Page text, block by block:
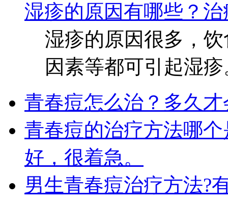
湿疹的原因有哪些？治
湿疹的原因很多，
因素等都可引起湿
青春痘怎么治？多久
青春痘的治疗方法哪
好，很着急。
男生青春痘治疗方法?